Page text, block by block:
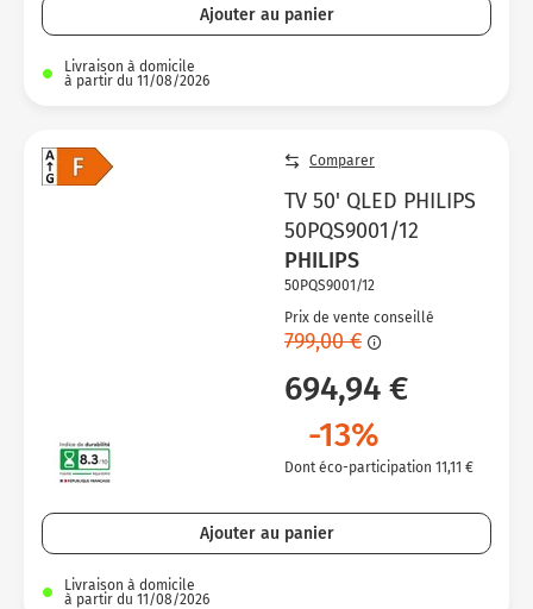
Ajouter au panier
Livraison à domicile
à partir du 11/08/2026
Comparer
TV 50' QLED PHILIPS
50PQS9001/12
PHILIPS
50PQS9001/12
Prix de vente conseillé
799,00 €
694,94 €
-13%
Dont éco-participation 11,11 €
Ajouter au panier
Livraison à domicile
à partir du 11/08/2026